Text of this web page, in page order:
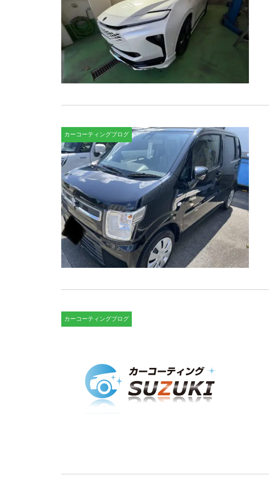
カーコーティングブログ
カーコーティングブログ